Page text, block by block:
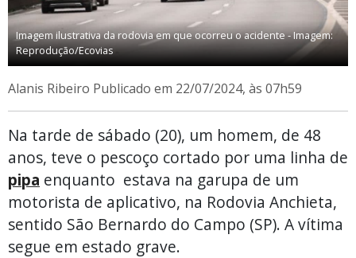
Imagem ilustrativa da rodovia em que ocorreu o acidente - Imagem:
Reprodução/Ecovias
Alanis Ribeiro Publicado em 22/07/2024, às 07h59
Na tarde de sábado (20), um homem, de 48
anos, teve o pescoço cortado por uma linha de
pipa enquanto estava na garupa de um
motorista de aplicativo, na Rodovia Anchieta,
sentido São Bernardo do Campo (SP). A vítima
segue em estado grave.